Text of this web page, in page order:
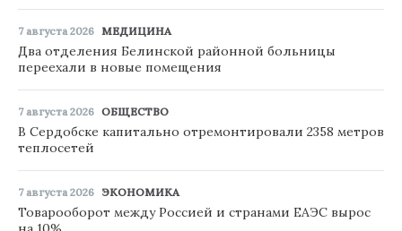
7 августа 2026 МЕДИЦИНА
Два отделения Белинской районной больницы
переехали в новые помещения
7 августа 2026 ОБЩЕСТВО
В Сердобске капитально отремонтировали 2358 метров
теплосетей
7 августа 2026 ЭКОНОМИКА
Товарооборот между Россией и странами ЕАЭС вырос